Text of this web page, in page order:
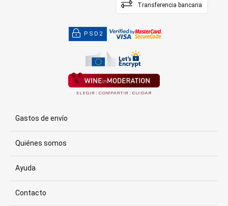
Transferencia bancaria
PSD2
Gastos de envío
Quiénes somos
Ayuda
Contacto